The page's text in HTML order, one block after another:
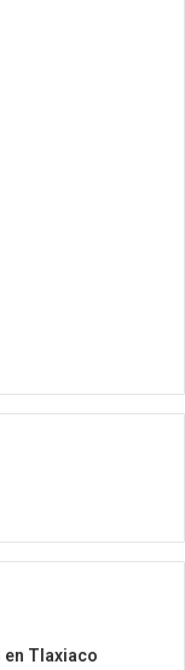
en Tlaxiaco